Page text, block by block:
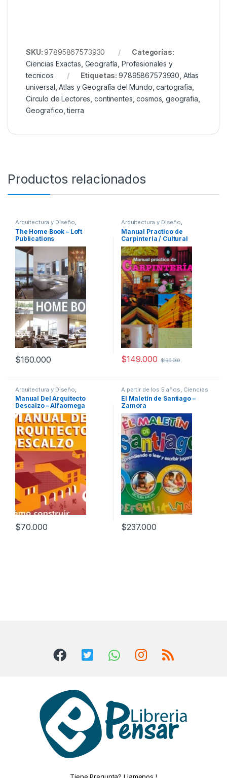
SKU:97895867573930
Categorías:
Ciencias Exactas Geografía Profesionales y
tecnicos
Etiquetas:97895867573930 Atlas
universal ,Atlas y Geografía del Mundo ,cartografia
Circulo de Lectores ,continentes ,cosmos ,geografia
Geografico ,tierra
Productos relacionados
Arquitectura y Diseño,
Arquitectura y Urbanismo
Afines,Decoración,Decoración
y Muebles,Diseño
Ingeniería Industrial,Interes
General Profesionales y
tecnicos
The Home Book – Loft
Publications
$160.000
Arquitectura y Diseño,
Arquitectura y Urbanismo
Afines,Decoración ,Decoración
y Muebles,Diseño ,Hogar y
Manualidades
Ofertas,Profesionales y
tecnicos,Temas Varios
Manual Practico de
Carpinteria / Cultural
$149.000 $190.000
Arquitectura y Diseño
Arquitectura y Urbanismo
Diseño,Profesionales y
tecnicos
Manual Del Arquitecto
Descalzo – Alfaomega
$70.000
A partir de los 5 años Ciencias
Sociales, Cultura Para Niños
Educación y Pedagogía,Infantil
Interes General
El Maletín de Santiago –
Zamora
$237.000